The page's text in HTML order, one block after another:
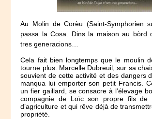
Au Molin de Corèu (Saint-Symphorien
passa la Cosa. Dins la maison au bòrd
tres generacions…
Cela fait bien longtemps que le moulin
tourne plus. Marcelle Dubreuil, sur sa
souvient de cette activité et des dangers
manqua lui emporter son petit Francis.
un fier gaillard, se consacre à l’élevage
compagnie de Loïc son propre fils de
d’agriculture et qui rêve déjà de
propriété.